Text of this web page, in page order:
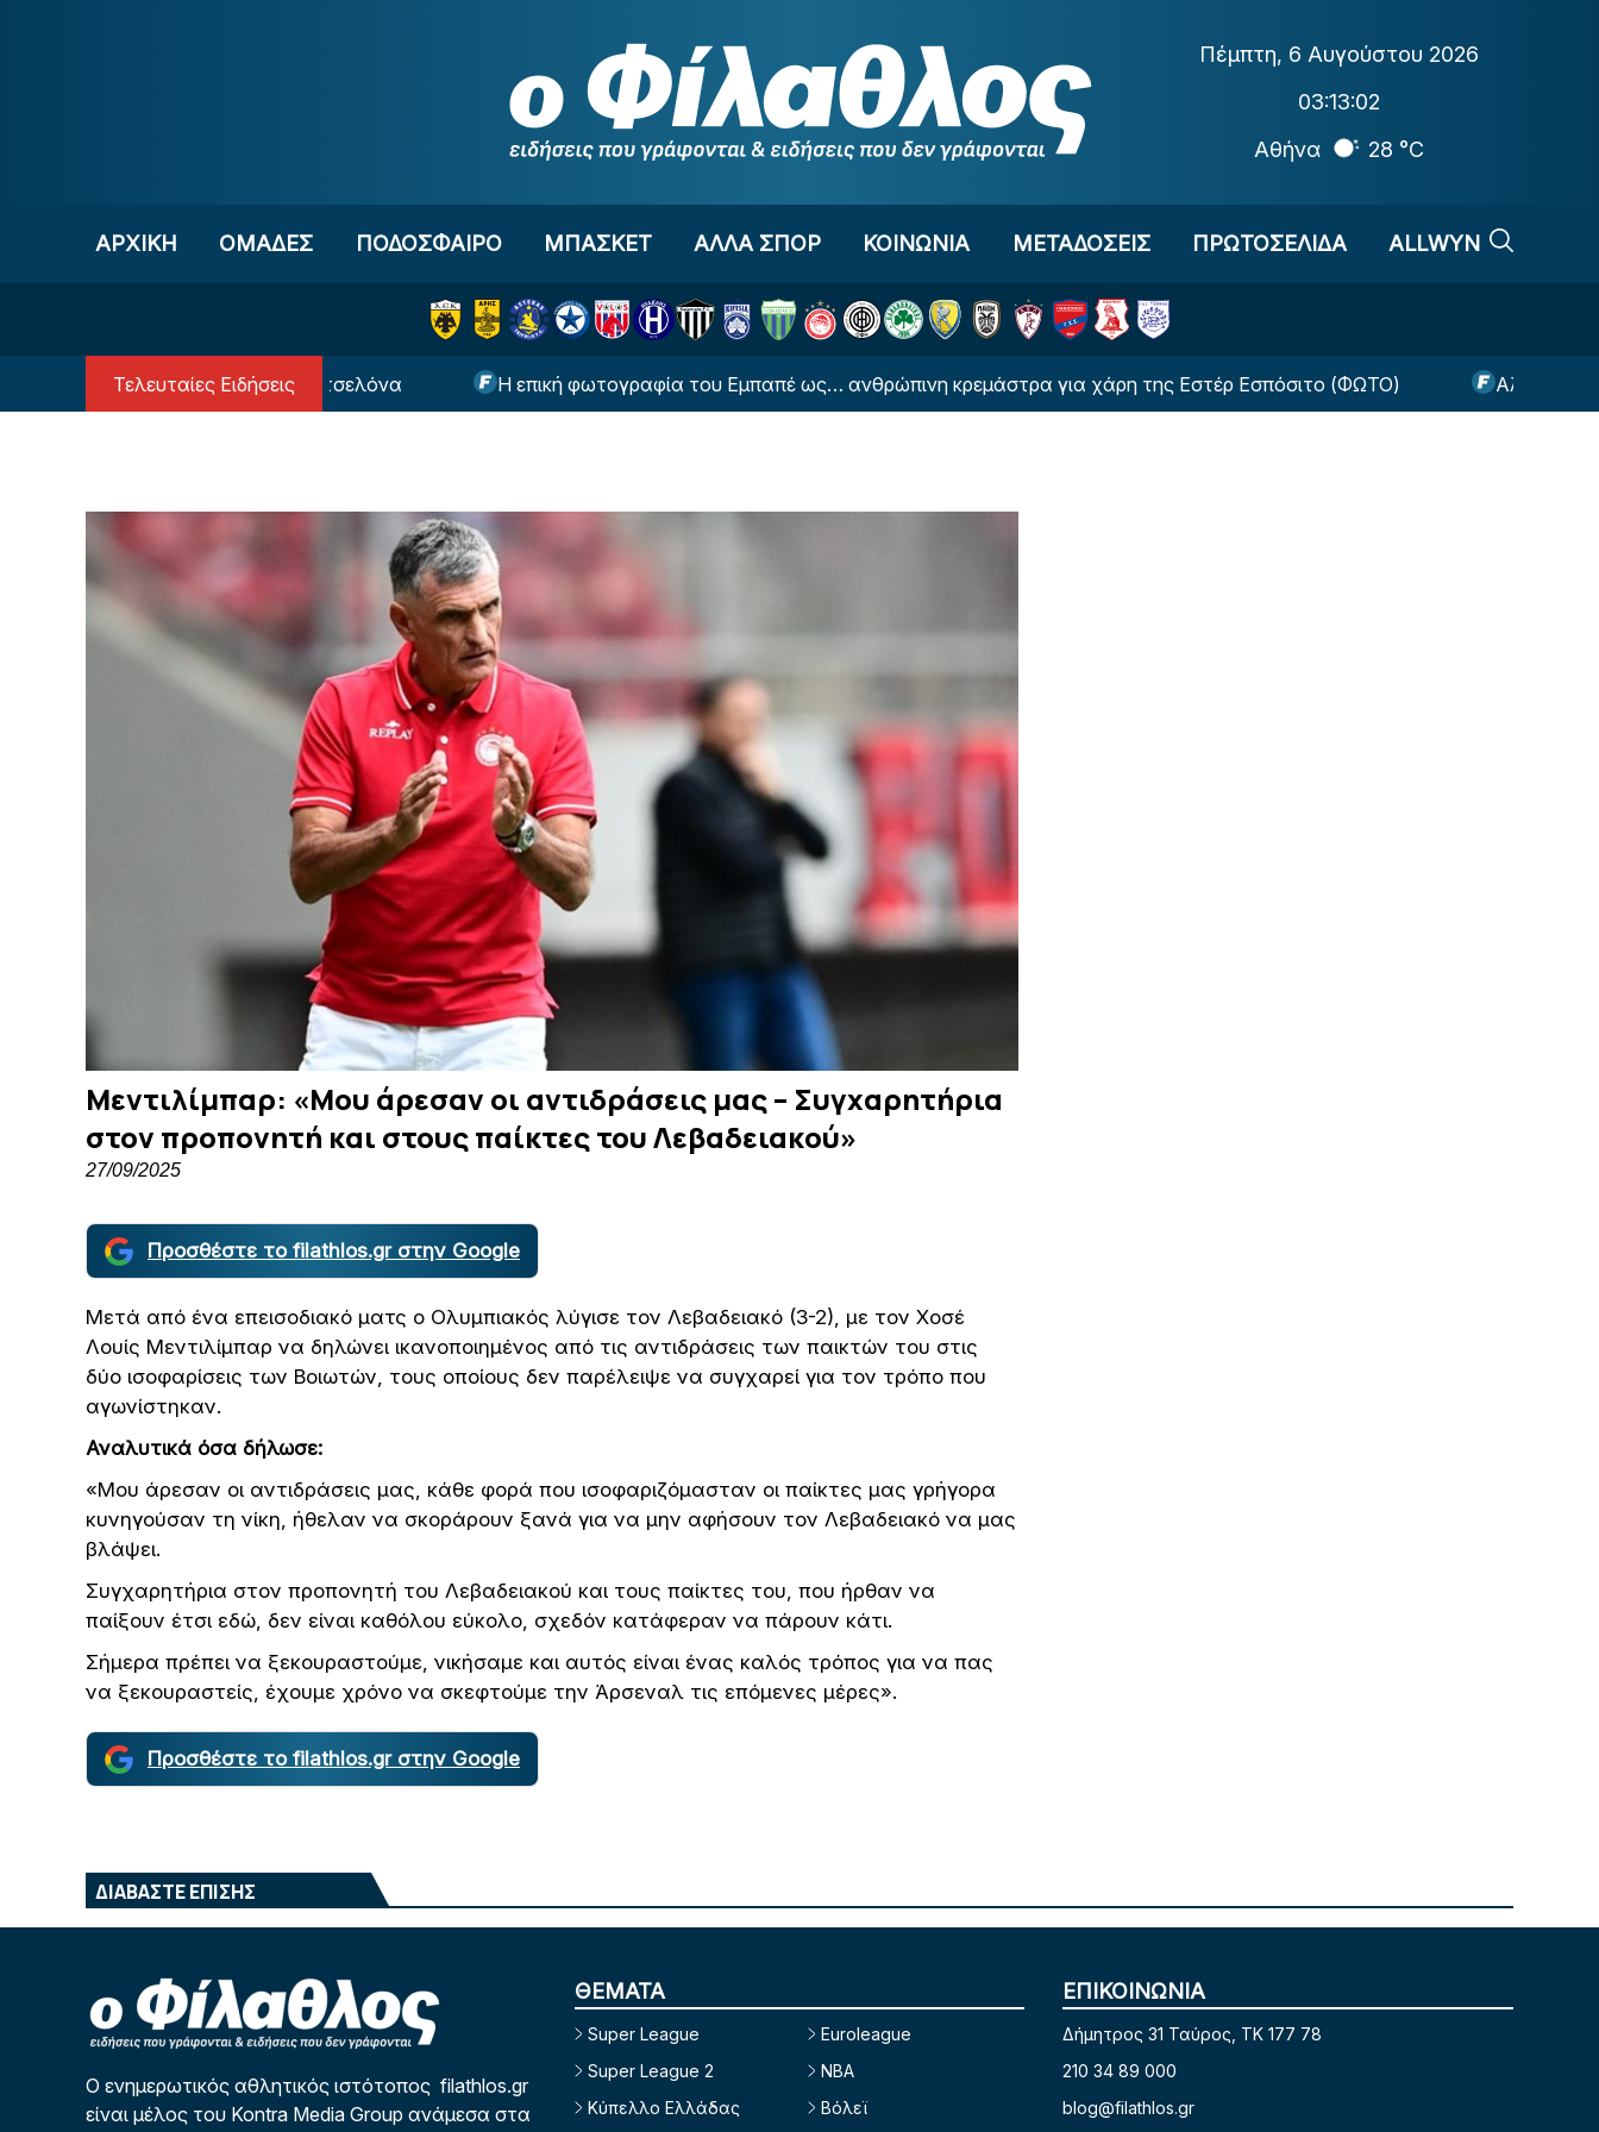
Πέμπτη, 6 Αυγούστου 2026
03:13:02
Αθήνα
28 °C
ΑΡΧΙΚΗ OΜΑΔΕΣ ΠΟΔΟΣΦΑΙΡΟ ΜΠΑΣΚΕΤ ΑΛΛΑ ΣΠΟΡ ΚΟΙΝΩΝΙΑ ΜΕΤΑΔΟΣΕΙΣ ΠΡΩΤΟΣΕΛΙΔΑ ALLWYN
Τελευταίες Ειδήσεις
επιστρέφει στην Μπαρτσελόνα Η επική φωτογραφία του Εμπαπέ ως… ανθρώπινη κρεμάστρα για χάρη της Εστέρ Εσπόσιτο (ΦΩΤΟ) Αλλαγή-σταθμός
Μεντιλίμπαρ: «Μου άρεσαν οι αντιδράσεις μας – Συγχαρητήρια
στον προπονητή και στους παίκτες του Λεβαδειακού»
27/09/2025
Προσθέστε το filathlos.gr στην Google
Μετά από ένα επεισοδιακό ματς ο Ολυμπιακός λύγισε τον Λεβαδειακό (3-2), με τον Χοσέ
Λουίς Μεντιλίμπαρ να δηλώνει ικανοποιημένος από τις αντιδράσεις των παικτών του στις
δύο ισοφαρίσεις των Βοιωτών, τους οποίους δεν παρέλειψε να συγχαρεί για τον τρόπο που
αγωνίστηκαν.
Αναλυτικά όσα δήλωσε:
«Μου άρεσαν οι αντιδράσεις μας, κάθε φορά που ισοφαριζόμασταν οι παίκτες μας γρήγορα
κυνηγούσαν τη νίκη, ήθελαν να σκοράρουν ξανά για να μην αφήσουν τον Λεβαδειακό να μας
βλάψει.
Συγχαρητήρια στον προπονητή του Λεβαδειακού και τους παίκτες του, που ήρθαν να
παίξουν έτσι εδώ, δεν είναι καθόλου εύκολο, σχεδόν κατάφεραν να πάρουν κάτι.
Σήμερα πρέπει να ξεκουραστούμε, νικήσαμε και αυτός είναι ένας καλός τρόπος για να πας
να ξεκουραστείς, έχουμε χρόνο να σκεφτούμε την Άρσεναλ τις επόμενες μέρες».
Προσθέστε το filathlos.gr στην Google
ΔΙΑΒΑΣΤΕ ΕΠΙΣΗΣ
Ο ενημερωτικός αθλητικός ιστότοπος filathlos.gr
είναι μέλος του Kontra Media Group ανάμεσα στα
ΘΕΜΑΤΑ
Super League
Super League 2
Κύπελλο Ελλάδας
Euroleague
NBA
Βόλεϊ
ΕΠΙΚΟΙΝΩΝΙΑ
Δήμητρος 31 Ταύρος, TK 177 78
210 34 89 000
blog@filathlos.gr